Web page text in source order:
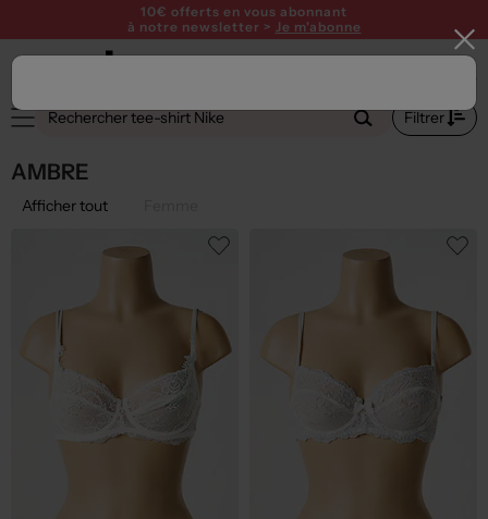
10€ offerts en vous abonnant
à notre newsletter > Je m'abonne
Filtrer
AMBRE
Afficher tout